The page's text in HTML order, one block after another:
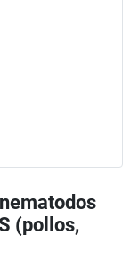
(pollos,